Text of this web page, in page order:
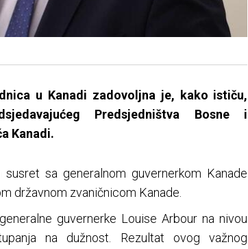
u Kanadi zadovoljna je, kako ističu,
Predsjedništva Bosne i
Kanadi.
sa generalnom guvernerkom Kanade
državnom zvaničnicom Kanade.
guvernerke Louise Arbour na nivou
na dužnost. Rezultat ovog važnog